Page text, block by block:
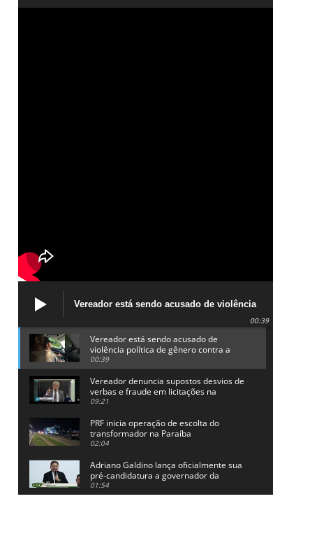
Vereador está sendo acusado de violência
política de gênero contra a prefeita Lucinha
00:39
Vereador está sendo acusado de
violência política de gênero contra a
prefeita Lucinha da Saúde
00:39
Vereador denuncia supostos desvios de
verbas e fraude em licitações na
Prefeitura de Alhandra
09:21
PRF inicia operação de escolta do
transformador na Paraíba
02:04
Adriano Galdino lança oficialmente sua
pré-candidatura a governador da
Paraíba
01:54